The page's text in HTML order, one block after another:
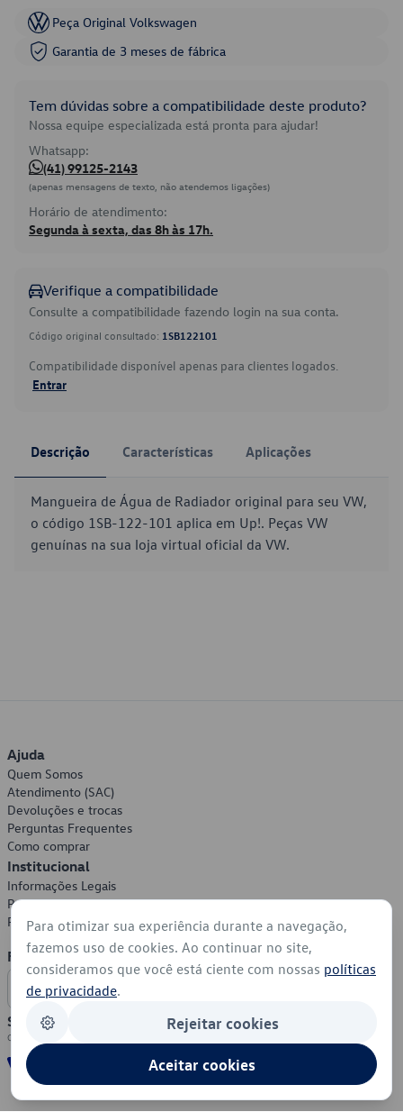
Peça Original Volkswagen
Garantia de 3 meses de fábrica
Tem dúvidas sobre a compatibilidade deste produto?
Nossa equipe especializada está pronta para ajudar!
Whatsapp:
(41) 99125-2143
(apenas mensagens de texto, não atendemos ligações)
Horário de atendimento:
Segunda à sexta, das 8h às 17h.
Verifique a compatibilidade
Consulte a compatibilidade fazendo login na sua conta.
Código original consultado: 1SB122101
Compatibilidade disponível apenas para clientes logados.
Entrar
Descrição Características Aplicações
Mangueira de Água de Radiador original para seu VW,
o código 1SB-122-101 aplica em Up!. Peças VW
genuínas na sua loja virtual oficial da VW.
Ajuda
Quem Somos
Atendimento (SAC)
Devoluções e trocas
Perguntas Frequentes
Como comprar
Institucional
Informações Legais
Política de Privacidade
Política de Cookies
Formas de Pagamento
Segurança
Para otimizar sua experiência durante a navegação,
fazemos uso de cookies. Ao continuar no site,
consideramos que você está ciente com nossas políticas
de privacidade.
Rejeitar cookies
Aceitar cookies